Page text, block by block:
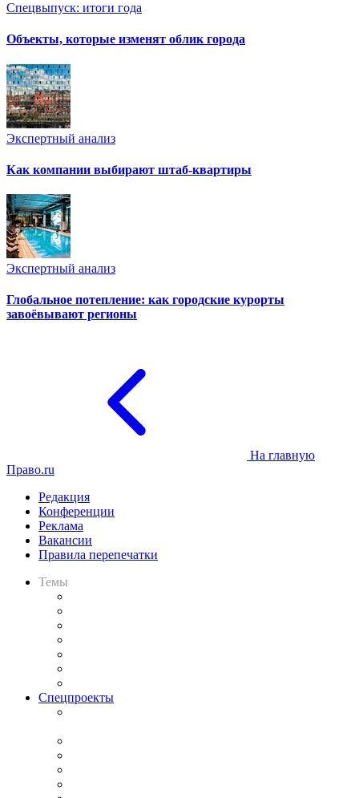
Спецвыпуск: итоги года
Объекты, которые изменят облик города
Экспертный анализ
Как компании выбирают штаб-квартиры
Экспертный анализ
Глобальное потепление: как городские курорты
завоёвывают регионы
На главную
Право.ru
Редакция
Конференции
Реклама
Вакансии
Правила перепечатки
Темы
Спецпроекты